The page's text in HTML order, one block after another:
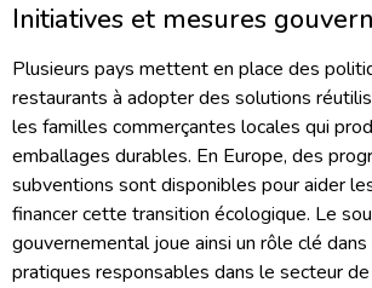
Initiatives et mesures
Plusieurs pays mettent en place des
restaurants à adopter des solutions
les familles commerçantes locales qui
emballages durables. En Europe, des
subventions sont disponibles pour aider
financer cette transition écologique. Le
gouvernemental joue ainsi un rôle clé
pratiques responsables dans le secteur